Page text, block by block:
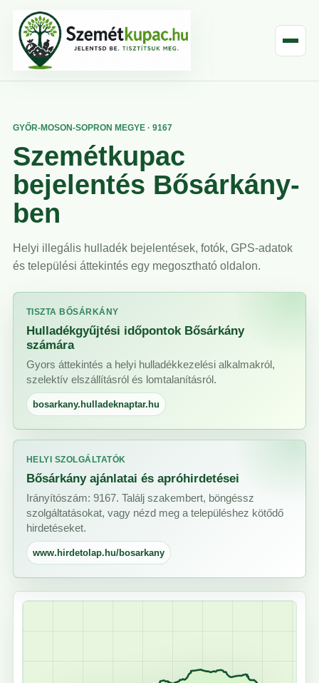
GYŐR-MOSON-SOPRON MEGYE · 9167
Szemétkupac
bejelentés Bősárkány-
ben
Helyi illegális hulladék bejelentések, fotók, GPS-adatok
és települési áttekintés egy megosztható oldalon.
TISZTA BŐSÁRKÁNY
Hulladékgyűjtési időpontok Bősárkány
számára
Gyors áttekintés a helyi hulladékkezelési alkalmakról,
szelektív elszállításról és lomtalanításról.
bosarkany.hulladeknaptar.hu
HELYI SZOLGÁLTATÓK
Bősárkány ajánlatai és apróhirdetései
Irányítószám: 9167. Találj szakembert, böngéssz
szolgáltatásokat, vagy nézd meg a településhez kötődő
hirdetéseket.
www.hirdetolap.hu/bosarkany